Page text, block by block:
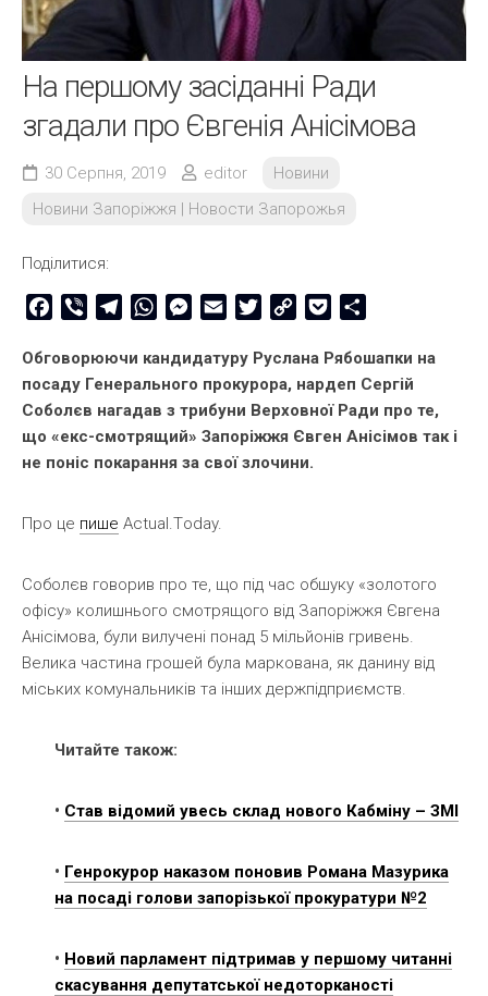
На першому засіданні Ради
згадали про Євгенія Анісімова
30 Серпня, 2019 editor
Новини
Новини Запоріжжя | Новости Запорожья
Поділитися:
Facebook
Viber TelegramWhatsAppMessenger
Email TwitterCopy
Pocket
Обговорюючи кандидатуру Руслана Рябошапки на
посаду Генерального прокурора, нардеп Сергій
Соболєв нагадав з трибуни Верховної Ради про те,
що «екс-смотрящий» Запоріжжя Євген Анісімов так і
не поніс покарання за свої злочини.
Про це пише Аctual.Тoday.
Соболєв говорив про те, що під час обшуку «золотого
офісу» колишнього смотрящого від Запоріжжя Євгена
Анісімова, були вилучені понад 5 мільйонів гривень.
Велика частина грошей була маркована, як данину від
міських комунальників та інших держпідприємств.
Читайте також:
• Став відомий увесь склад нового Кабміну – ЗМІ
• Генрокурор наказом поновив Романа Мазурика
на посаді голови запорізької прокуратури №2
• Новий парламент підтримав у першому читанні
скасування депутатської недоторканості